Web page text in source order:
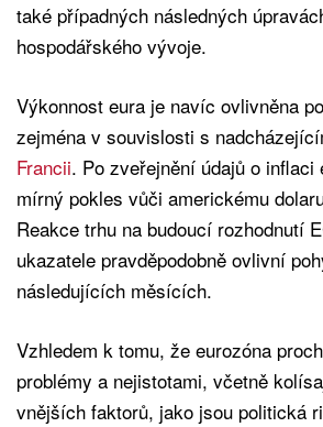
také případných následných
hospodářského vývoje.
Výkonnost eura je navíc ovlivněna
zejména v souvislosti s
Francii. Po zveřejnění údajů o inflaci
mírný pokles vůči americkému
Reakce trhu na budoucí rozhodnutí
ukazatele pravděpodobně ovlivní
následujících měsících.
Vzhledem k tomu, že eurozóna
problémy a nejistotami, včetně
vnějších faktorů, jako jsou politická